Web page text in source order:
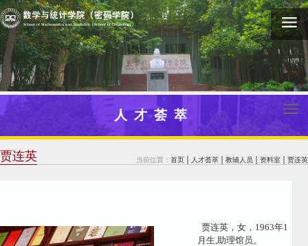
人才荟萃
贾连英 当前位置： 首页 人才荟萃 教辅人员 资料室 贾连英
贾连英，女，1963年1
月生,助理馆员。